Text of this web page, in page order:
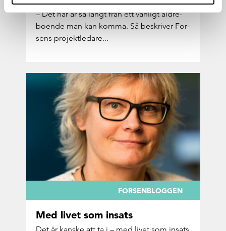
– Det här är så långt från ett van­ligt äldre­
bo­en­de man kan komma. Så be­skri­ver For­
sens pro­jekt­le­da­re...
FORSENBLOGGEN
Med livet som in­sats